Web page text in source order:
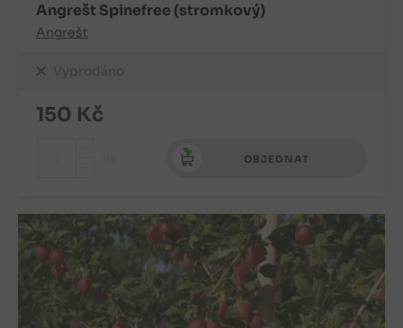
Angrešt Spinefree (stromkový)
Angrešt
Vyprodáno
150 Kč
OBJEDNAT